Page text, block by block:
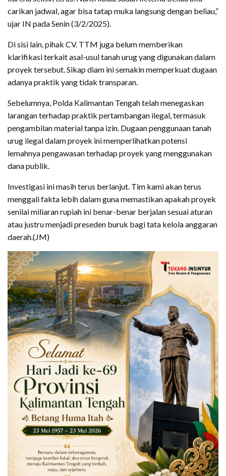
carikan jadwal, agar bisa tatap muka langsung dengan beliau,”
ujar IN pada Senin (3/2/2025).
Di sisi lain, pihak CV. TTM juga belum memberikan
klarifikasi terkait asal-usul tanah urug yang digunakan dalam
proyek tersebut. Sikap diam ini semakin memperkuat dugaan
adanya praktik yang tidak transparan.
Sebelumnya, Polda Kalimantan Tengah telah menegaskan
larangan terhadap praktik pertambangan ilegal, termasuk
pengambilan material tanpa izin. Dugaan penggunaan tanah
urug ilegal dalam proyek ini memperlihatkan potensi
lemahnya pengawasan terhadap proyek yang menggunakan
dana publik.
Investigasi ini masih terus berlanjut. Tim kami akan terus
menggali fakta lebih dalam guna memastikan apakah proyek
senilai miliaran rupiah ini benar-benar berjalan sesuai aturan
atau justru menjadi preseden buruk bagi tata kelola anggaran
daerah.(JM)